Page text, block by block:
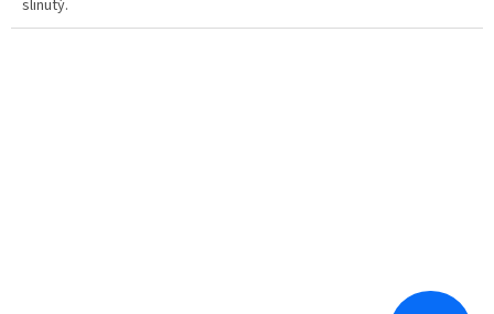
slinutý.